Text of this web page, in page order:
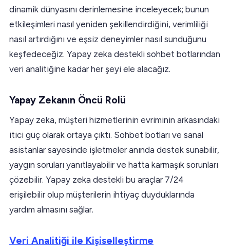
dinamik dünyasını derinlemesine inceleyecek; bunun
etkileşimleri nasıl yeniden şekillendirdiğini, verimliliği
nasıl artırdığını ve eşsiz deneyimler nasıl sunduğunu
keşfedeceğiz. Yapay zeka destekli sohbet botlarından
veri analitiğine kadar her şeyi ele alacağız.
Yapay Zekanın Öncü Rolü
Yapay zeka, müşteri hizmetlerinin evriminin arkasındaki
itici güç olarak ortaya çıktı. Sohbet botları ve sanal
asistanlar sayesinde işletmeler anında destek sunabilir,
yaygın soruları yanıtlayabilir ve hatta karmaşık sorunları
çözebilir. Yapay zeka destekli bu araçlar 7/24
erişilebilir olup müşterilerin ihtiyaç duyduklarında
yardım almasını sağlar.
Veri Analitiği ile Kişiselleştirme